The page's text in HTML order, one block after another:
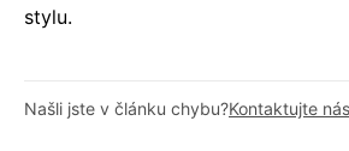
stylu.
Našli jste v článku chybu?Kontaktujte nás